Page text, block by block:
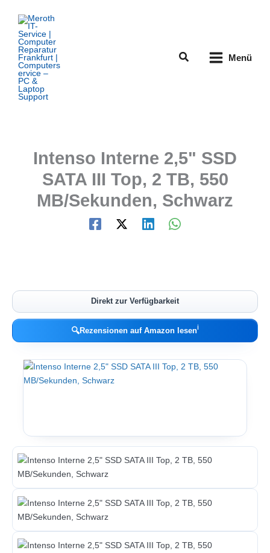
Inhalt
springen
Suchen Menü
Intenso Interne 2,5" SSD
SATA III Top, 2 TB, 550
MB/Sekunden, Schwarz
Direkt zur Verfügbarkeit
🔍Rezensionen auf Amazon lesenℹ︎